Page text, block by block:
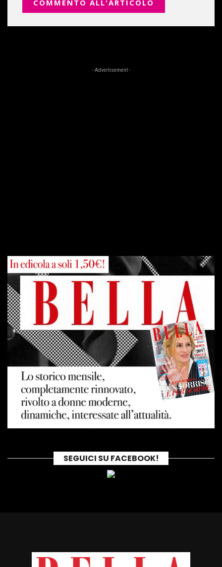
- Advertisement -
SEGUICI SU FACEBOOK!